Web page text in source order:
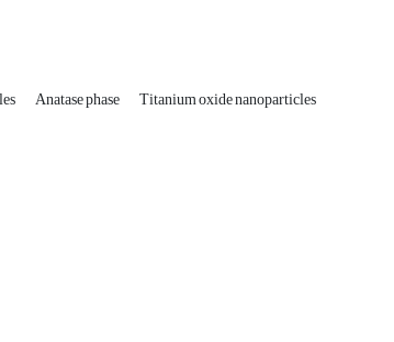
Anatase phase Titanium oxide nanoparticles